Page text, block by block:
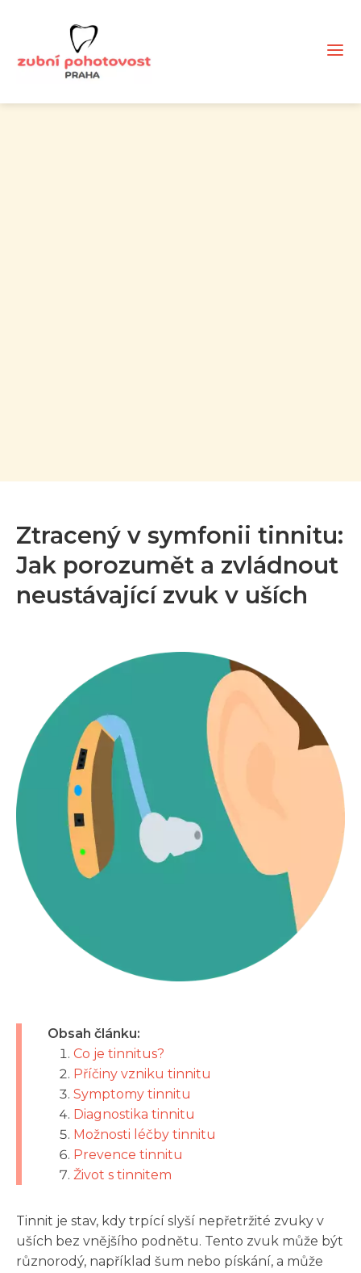
Ztracený v symfonii tinnitu:
Jak porozumět a zvládnout
neustávající zvuk v uších
Obsah článku:
Co je tinnitus?
Příčiny vzniku tinnitu
Symptomy tinnitu
Diagnostika tinnitu
Možnosti léčby tinnitu
Prevence tinnitu
Život s tinnitem
Tinnit je stav, kdy trpící slyší nepřetržité zvuky v
uších bez vnějšího podnětu. Tento zvuk může být
různorodý, například šum nebo pískání, a může